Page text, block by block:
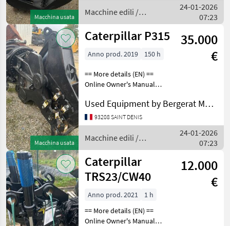
Macchine
Benne E
Cucchiai
Caterpillar
SCEGLI
CATEGORIA
Caterpillar
BIG
Winkelbauer
Cangini
Lehnhoff
Agri Manutention
Macchina usata
Macchine edili /
Caterpillar
24-01-2026
07:23
Macchina usata
Caterpillar P315
35.000
€
Anno prod. 2019 150 h
== More details (EN) ==
Online Owner's Manual
cucchiai
Used Equipment by Bergerat Monnoyeur
93208 SAINT DENIS
Macchine edili /
Caterpillar
24-01-2026
07:23
Caterpillar
TRS23/CW40
12.000
€
Anno prod. 2021
1 h
== More details (EN) ==
Online Owner's Manual